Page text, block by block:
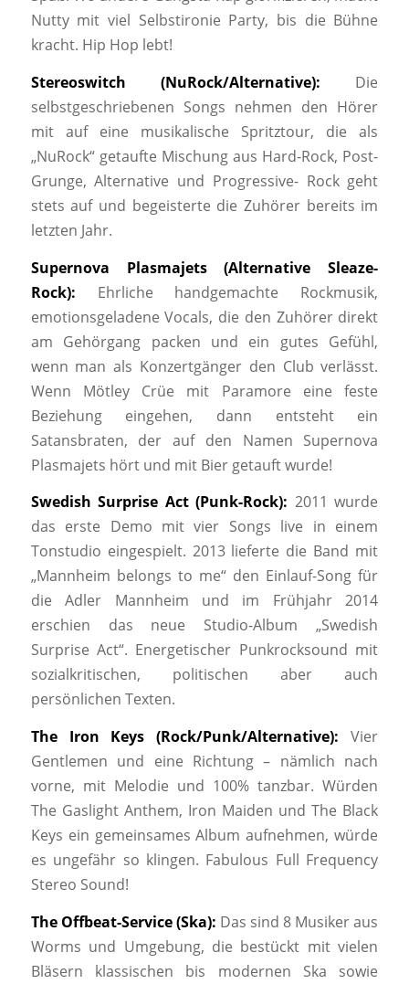
Nutty mit viel Selbstironie Party, bis die Bühne
kracht. Hip Hop lebt!
Stereoswitch (NuRock/Alternative): Die
selbstgeschriebenen Songs nehmen den Hörer
mit auf eine musikalische Spritztour, die als
„NuRock“ getaufte Mischung aus Hard-Rock, Post-
Grunge, Alternative und Progressive- Rock geht
stets auf und begeisterte die Zuhörer bereits im
letzten Jahr.
Supernova Plasmajets (Alternative Sleaze-
Rock): Ehrliche handgemachte Rockmusik,
emotionsgeladene Vocals, die den Zuhörer direkt
am Gehörgang packen und ein gutes Gefühl,
wenn man als Konzertgänger den Club verlässt.
Wenn Mötley Crüe mit Paramore eine feste
Beziehung eingehen, dann entsteht ein
Satansbraten, der auf den Namen Supernova
Plasmajets hört und mit Bier getauft wurde!
Swedish Surprise Act (Punk-Rock): 2011 wurde
das erste Demo mit vier Songs live in einem
Tonstudio eingespielt. 2013 lieferte die Band mit
„Mannheim belongs to me“ den Einlauf-Song für
die Adler Mannheim und im Frühjahr 2014
erschien das neue Studio-Album „Swedish
Surprise Act“. Energetischer Punkrocksound mit
sozialkritischen, politischen aber auch
persönlichen Texten.
The Iron Keys (Rock/Punk/Alternative): Vier
Gentlemen und eine Richtung – nämlich nach
vorne, mit Melodie und 100% tanzbar. Würden
The Gaslight Anthem, Iron Maiden und The Black
Keys ein gemeinsames Album aufnehmen, würde
es ungefähr so klingen. Fabulous Full Frequency
Stereo Sound!
The Offbeat-Service (Ska): Das sind 8 Musiker aus
Worms und Umgebung, die bestückt mit vielen
Bläsern klassischen bis modernen Ska sowie